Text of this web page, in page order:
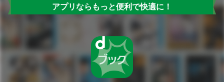
アプリならもっと便利で快適に！